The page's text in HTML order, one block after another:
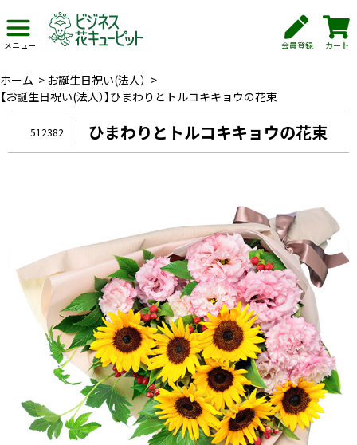
メニュー 会員登録 カート
ホーム > お誕生日祝い(法人） >
【お誕生日祝い(法人）】ひまわりとトルコキキョウの花束
512382 ひまわりとトルコキキョウの花束